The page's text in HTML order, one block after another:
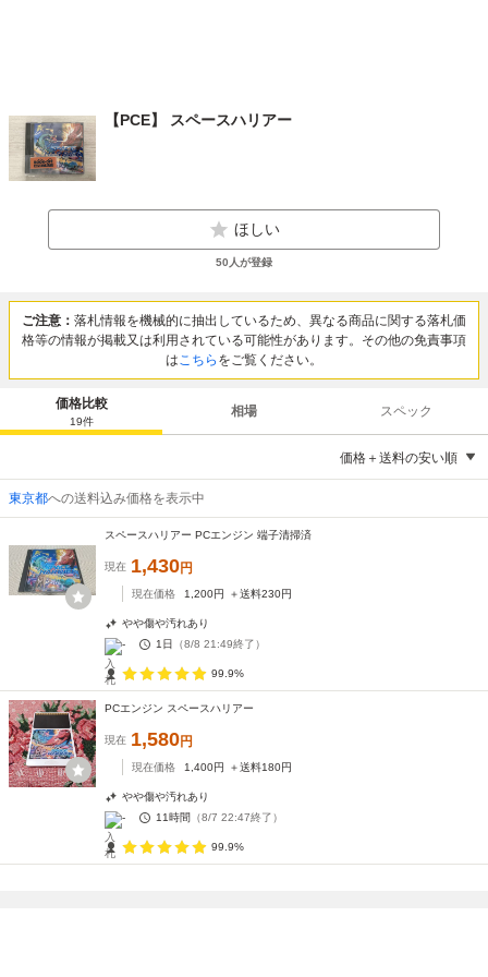
【PCE】 スペースハリアー
ほしい
50 人が登録
ご注意： 落札情報を機械的に抽出しているため、異なる商品に関する落札価
格等の情報が掲載又は利用されている可能性があります。その他の免責事項
はこちら をご覧ください。
価格比較
19件
相場 スペック
価格＋送料の安い順
東京都への送料込み価格を表示中
スペースハリアー PCエンジン 端子清掃済
現在 1,430円
現在価格 1,200円 ＋送料230円
やや傷や汚れあり
-
1日 （8/8 21:49終了）
99.9%
PCエンジン スペースハリアー
現在 1,580円
現在価格 1,400円 ＋送料180円
やや傷や汚れあり
-
11時間 （8/7 22:47終了）
99.9%